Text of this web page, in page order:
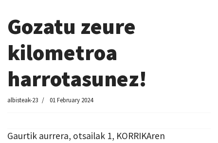
Gozatu zeure
kilometroa
harrotasunez!
albisteak-23 01 February 2024
Gaurtik aurrera, otsailak 1, KORRIKAren